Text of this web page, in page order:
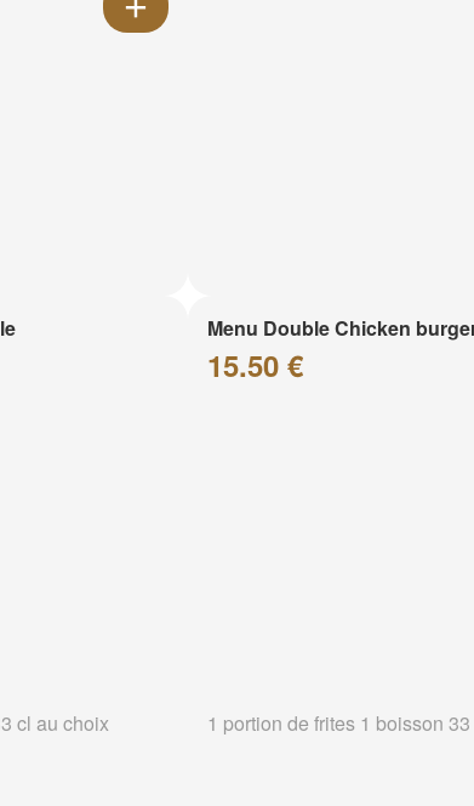
cl au choix
Menu Double Chicken
15.50 €
1 portion de frites 1 boisson